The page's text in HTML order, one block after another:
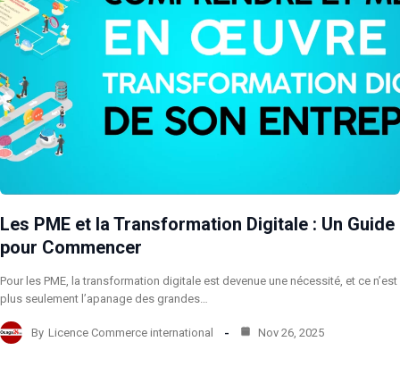
Les PME et la Transformation Digitale : Un Guide
pour Commencer
Pour les PME, la transformation digitale est devenue une nécessité, et ce n’est
plus seulement l’apanage des grandes…
By Licence Commerce international Nov 26, 2025